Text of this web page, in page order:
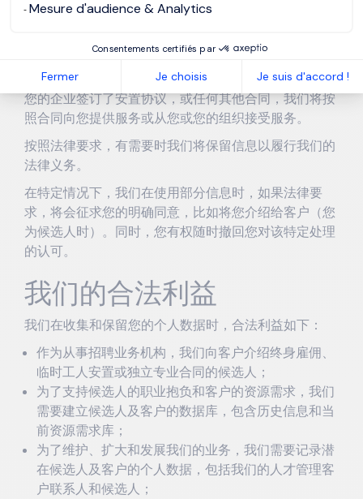
Mesure d'audience & Analytics
Consentements certifiés par
Fermer Je choisis Je suis d'accord !
我们依据法律，出于的合法商业利益对数据进行处理，
体使用数据。
如果我们正在与您或您的企业进行谈判，或已经与您或
您的企业签订了安置协议，或任何其他合同，我们将按
照合同向您提供服务或从您或您的组织接受服务。
按照法律要求，有需要时我们将保留信息以履行我们的
法律义务。
在特定情况下，我们在使用部分信息时，如果法律要
求，将会征求您的明确同意，比如将您介绍给客户（您
为候选人时）。同时，您有权随时撤回您对该特定处理
的认可。
我们的合法利益
我们在收集和保留您的个人数据时，合法利益如下：
作为从事招聘业务机构，我们向客户介绍终身雇佣、
临时工人安置或独立专业合同的候选人；
为了支持候选人的职业抱负和客户的资源需求，我们
需要建立候选人及客户的数据库，包含历史信息和当
前资源需求库；
为了维护、扩大和发展我们的业务，我们需要记录潜
在候选人及客户的个人数据，包括我们的人才管理客
户联系人和候选人；